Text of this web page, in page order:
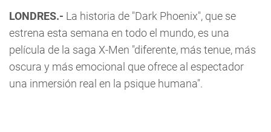
LONDRES.- La historia de "Dark Phoenix", que se
estrena esta semana en todo el mundo, es una
película de la saga X-Men "diferente, más tenue, más
oscura y más emocional que ofrece al espectador
una inmersión real en la psique humana".